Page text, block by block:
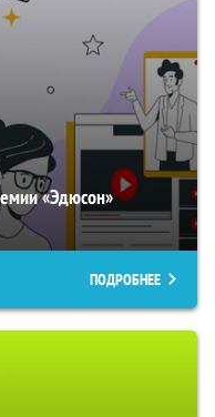
«Эдюсон»
ПОДРОБНЕЕ